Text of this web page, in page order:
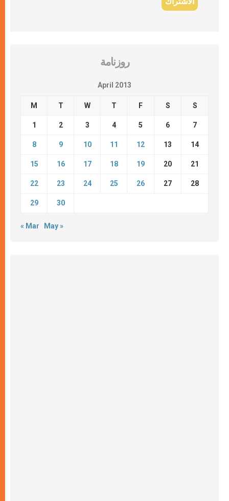
روزنامة
April 2013
M T W T F S S
1 2 3 4 5 6 7
8 9 10 11 12 13 14
15 16 17 18 19 20 21
22 23 24 25 26 27 28
29 30
« Mar May »